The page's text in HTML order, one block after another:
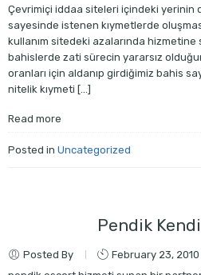
Çevrimiçi iddaa siteleri içindeki yerinin
sayesinde istenen kıymetlerde
kullanım sitedeki azalarında hizmetine
bahislerde zati sürecin yararsız
oranları için aldanıp girdiğimiz bahis
nitelik kıymeti […]
Read more
Posted in Uncategorized
Pendik
Posted By February 23, 2010